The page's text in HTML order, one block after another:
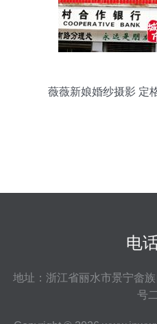
薇薇新娘婚纱摄影 定
电
地址：浙江省丽水市景宁畲
号